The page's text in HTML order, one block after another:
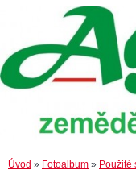
Úvod » Fotoalbum » Použité